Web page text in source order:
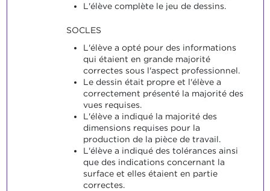
L'élève complète le jeu de dessins.
SOCLES
L'élève a opté pour des informations
qui étaient en grande majorité
correctes sous l'aspect professionnel.
Le dessin était propre et l'élève a
correctement présenté la majorité des
vues requises.
L'élève a indiqué la majorité des
dimensions requises pour la
production de la pièce de travail.
L'élève a indiqué des tolérances ainsi
que des indications concernant la
surface et elles étaient en partie
correctes.